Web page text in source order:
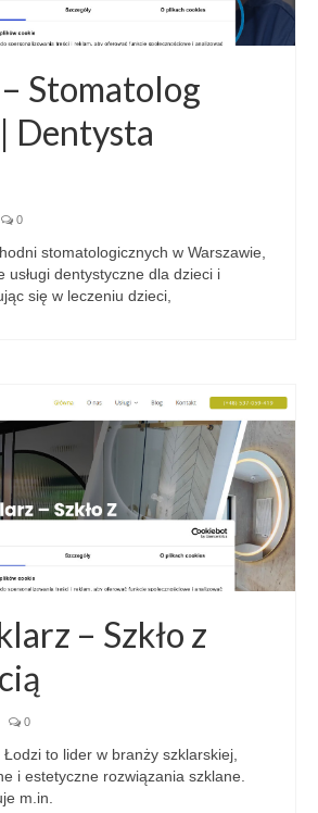
Stomatolog
Dentysta
0
stomatologicznych w Warszawie,
usługi dentystyczne dla dzieci i
się w leczeniu dzieci,
– Szkło z
0
Łodzi to lider w branży szklarskiej,
i estetyczne rozwiązania szklane.
m.in.